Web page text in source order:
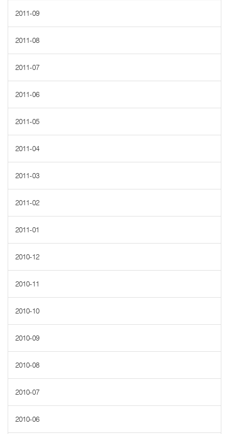
2011-09
2011-08
2011-07
2011-06
2011-05
2011-04
2011-03
2011-02
2011-01
2010-12
2010-11
2010-10
2010-09
2010-08
2010-07
2010-06